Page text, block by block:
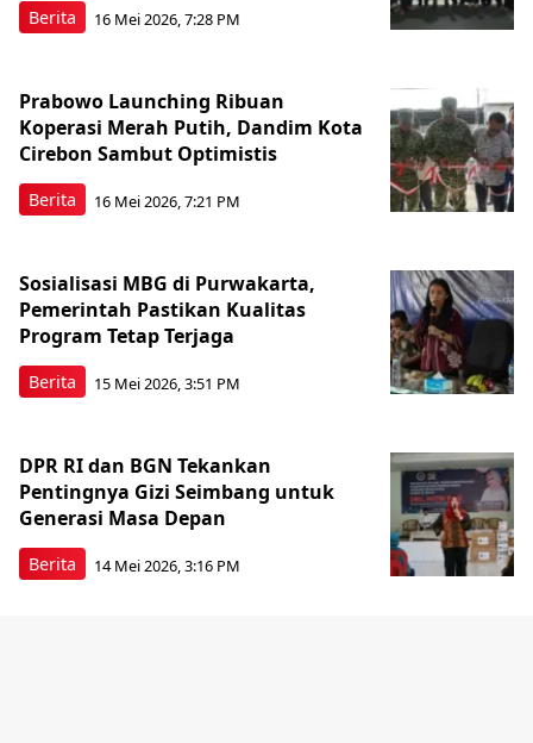
Berita 16 Mei 2026, 7:28 PM
Berita
Prabowo Launching Ribuan
Koperasi Merah Putih, Dandim Kota
Cirebon Sambut Optimistis
16 Mei 2026, 7:21 PM
Berita
Sosialisasi MBG di Purwakarta,
Pemerintah Pastikan Kualitas
Program Tetap Terjaga
15 Mei 2026, 3:51 PM
Berita
DPR RI dan BGN Tekankan
Pentingnya Gizi Seimbang untuk
Generasi Masa Depan
14 Mei 2026, 3:16 PM